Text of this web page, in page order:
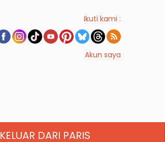
Ikuti kami :
Akun saya
KELUAR DARI PARIS